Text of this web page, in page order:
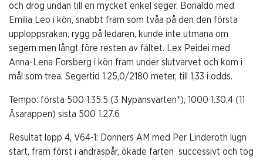
och drog undan till en mycket enkel seger. Bonaldo med
Emilia Leo i kön, snabbt fram som tvåa på den den första
upploppsrakan, rygg på ledaren, kunde inte utmana om
segern men långt före resten av fältet. Lex Peidei med
Anna-Lena Forsberg i kön fram under slutvarvet och kom i
mål som trea. Segertid 1.25,0/2180 meter, till 1,33 i odds.
Tempo: första 500 1.35.5 (3 Nypansvarten*), 1000 1.30.4 (11
Åsarappen) sista 500 1.27.6
Resultat lopp 4, V64-1: Donners AM med Per Linderoth lugn
start, fram först i andraspår, ökade farten successivt och tog